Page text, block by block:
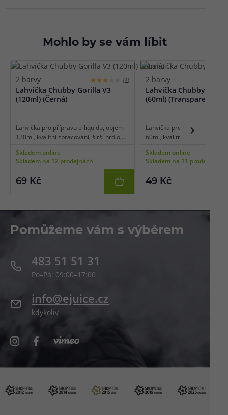
Mohlo by se vám líbit
2 barvy (4)
Lahvička Chubby Gorilla V3
(120ml) (Černá)
Lahvička pro přípravu e-liquidu, objem
120ml, kvalitní zpracování, širší hrdlo,
pro snadné plnění, černá barva, balení 1
ks.
Skladem online
Skladem na 12 prodejnách
69 Kč
2 barvy
Lahvička Chubby
(60ml) (Transparentní)
Lahvička pro přípravu e-
60ml, kvalitní zpracování,
pro snadné plnění,
balení 1 ks.
Skladem online
Skladem na 11 prodejnách
49 Kč
Pomůžeme vám s výběrem
483 51 51 31
Po–Pá: 09:00–17:00
info@ejuice.cz
kdykoliv